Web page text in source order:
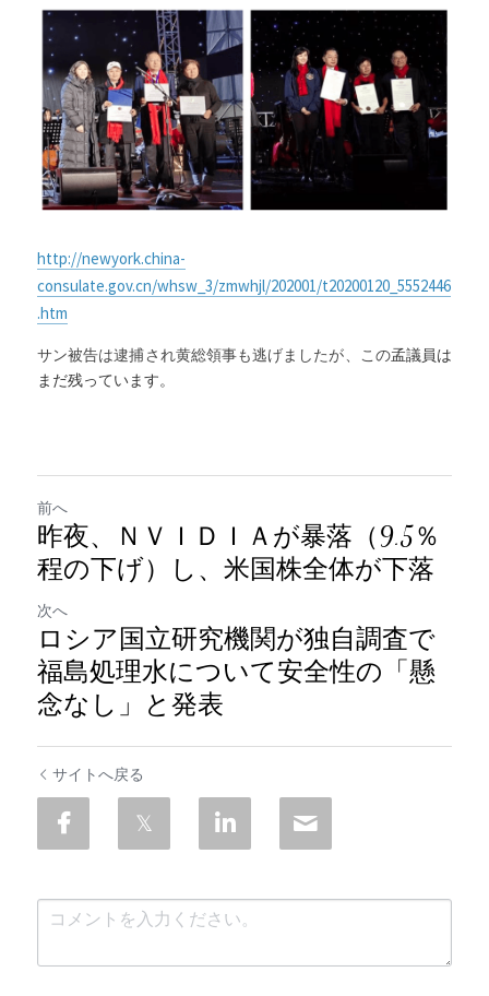
http://newyork.china-
consulate.gov.cn/whsw_3/zmwhjl/202001/t20200120_5552446
.htm
サン被告は逮捕され黄総領事も逃げましたが、この孟議員は
まだ残っています。
前へ
昨夜、ＮＶＩＤＩＡが暴落（9.5％
程の下げ）し、米国株全体が下落
次へ
ロシア国立研究機関が独自調査で
福島処理水について安全性の「懸
念なし」と発表
サイトへ戻る